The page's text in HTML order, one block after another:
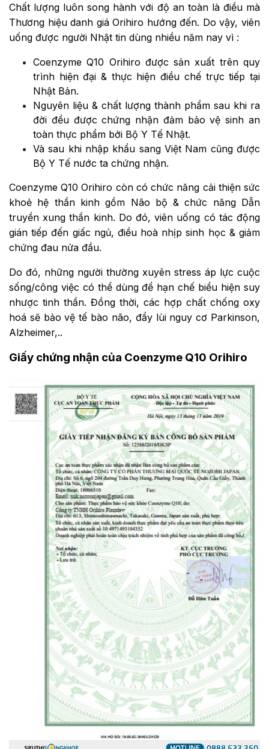
Chất lượng luôn song hành với độ an toàn là điều mà
Thương hiệu danh giá Orihiro hướng đến. Do vậy, viên
uống được người Nhật tin dùng nhiều năm nay vì :
Coenzyme Q10 Orihiro được sản xuất trên quy
trình hiện đại & thực hiện điều chế trực tiếp tại
Nhật Bản.
Nguyên liệu & chất lượng thành phẩm sau khi ra
đời đều được chứng nhận đảm bảo vệ sinh an
toàn thực phẩm bởi Bộ Y Tế Nhật.
Và sau khi nhập khẩu sang Việt Nam cũng được
Bộ Y Tế nước ta chứng nhận.
Coenzyme Q10 Orihiro còn có chức năng cải thiện sức
khoẻ hệ thần kinh gồm Não bộ & chức năng Dẫn
truyền xung thần kinh. Do đó, viên uống có tác động
gián tiếp đến giấc ngủ, điều hoà nhịp sinh học & giảm
chứng đau nửa đầu.
Do đó, những người thường xuyên stress áp lực cuộc
sống/công việc có thể dùng để hạn chế biểu hiện suy
nhược tinh thần. Đồng thời, các hợp chất chống oxy
hoá sẽ bảo vệ tế bào não, đẩy lùi nguy cơ Parkinson,
Alzheimer,..
Giấy chứng nhận của Coenzyme Q10 Orihiro